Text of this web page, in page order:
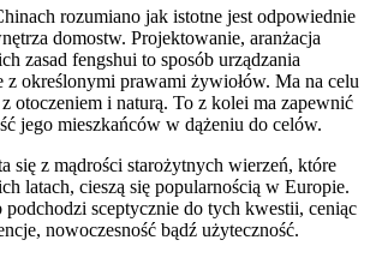
rozumiano jak istotne jest odpowiednie
domostw. Projektowanie, aranżacja
zasad fengshui to sposób urządzania
z określonymi prawami żywiołów. Ma na celu
otoczeniem i naturą. To z kolei ma zapewnić
jego mieszkańców w dążeniu do celów.
się z mądrości starożytnych wierzeń, które
latach, cieszą się popularnością w Europie.
podchodzi sceptycznie do tych kwestii, ceniąc
nowoczesność bądź użyteczność.